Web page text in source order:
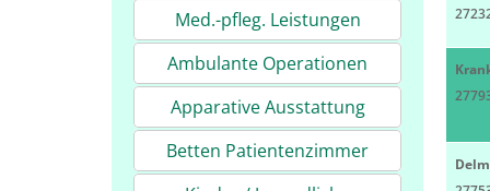
Med.-pfleg. Leistungen
Ambulante Operationen
Apparative Ausstattung
Betten Patientenzimmer